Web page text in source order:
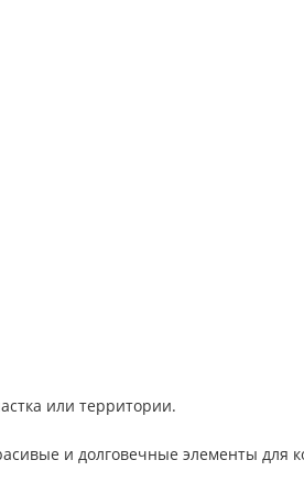
или территории.
и долговечные элементы для